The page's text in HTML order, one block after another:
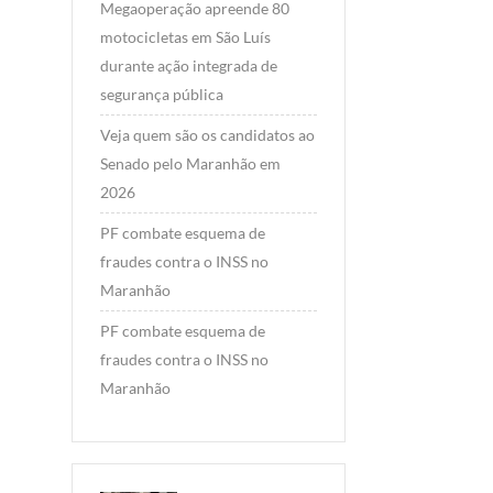
Megaoperação apreende 80
motocicletas em São Luís
durante ação integrada de
segurança pública
Veja quem são os candidatos ao
Senado pelo Maranhão em
2026
PF combate esquema de
fraudes contra o INSS no
Maranhão
PF combate esquema de
fraudes contra o INSS no
Maranhão